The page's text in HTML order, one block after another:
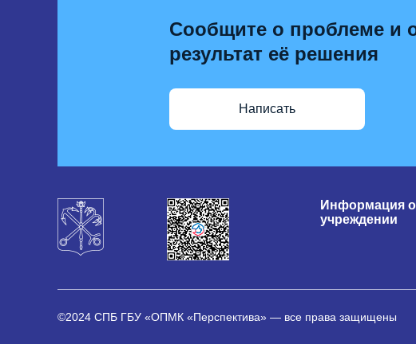
Сообщите о проблеме и
результат её решения
Написать
Информация
учреждении
©2024 СПБ ГБУ «ОПМК «Перспектива» — все права защищены